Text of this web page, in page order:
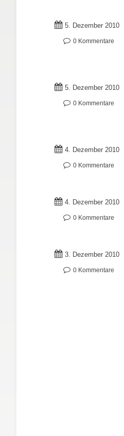
5. Dezember 2010
0 Kommentare
5. Dezember 2010
0 Kommentare
4. Dezember 2010
0 Kommentare
4. Dezember 2010
0 Kommentare
3. Dezember 2010
0 Kommentare